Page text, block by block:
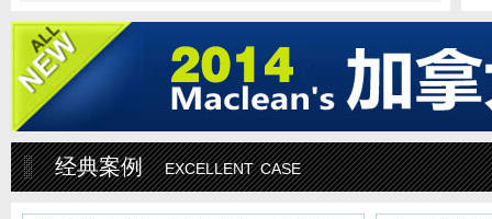
经典案例excellent case